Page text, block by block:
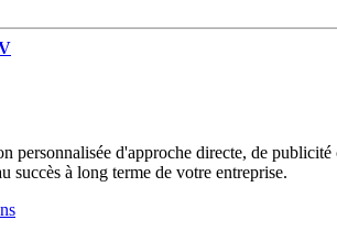
personnalisée d'approche directe, de
succès à long terme de votre entreprise.